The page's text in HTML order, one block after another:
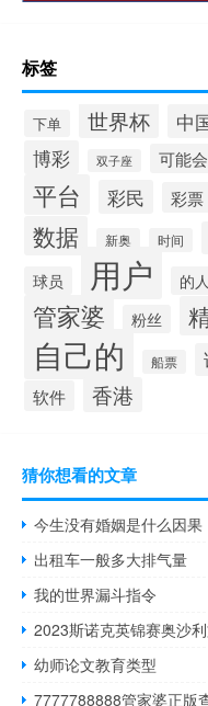
标签
下单 世界杯 中
博彩 双子座 可能会
平台 彩民 彩票
数据 新奥 时间
球员 用户 的人
管家婆 粉丝
自己的 船票
软件 香港
猜你想看的文章
今生没有婚姻是什么因果
出租车一般多大排气量
我的世界漏斗指令
2023斯诺克英锦赛奥沙
幼师论文教育类型